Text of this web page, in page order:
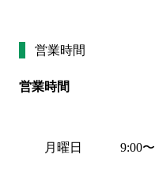
営業時間
営業時間
月曜日 9:00〜